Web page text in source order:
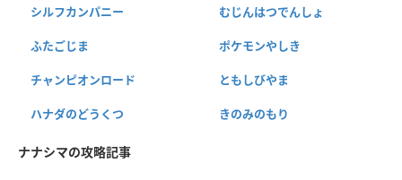
シルフカンパニー むじんはつでんしょ
ふたごじま ポケモンやしき
チャンピオンロード ともしびやま
ハナダのどうくつ きのみのもり
ナナシマの攻略記事